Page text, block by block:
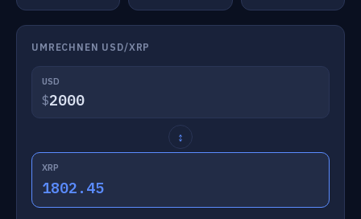
UMRECHNEN USD/XRP
USD
$
↕
XRP
1802.45